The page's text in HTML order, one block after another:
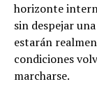
horizonte
sin despejar
estarán
condiciones
marcharse.